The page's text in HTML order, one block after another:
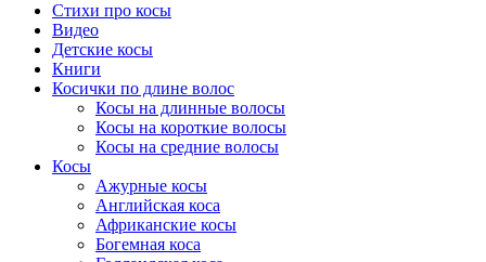
Cтихи про косы
Видео
Детские косы
Книги
Косички по длине волос
Косы на длинные волосы
Косы на короткие волосы
Косы на средние волосы
Косы
Ажурные косы
Английская коса
Африканские косы
Богемная коса